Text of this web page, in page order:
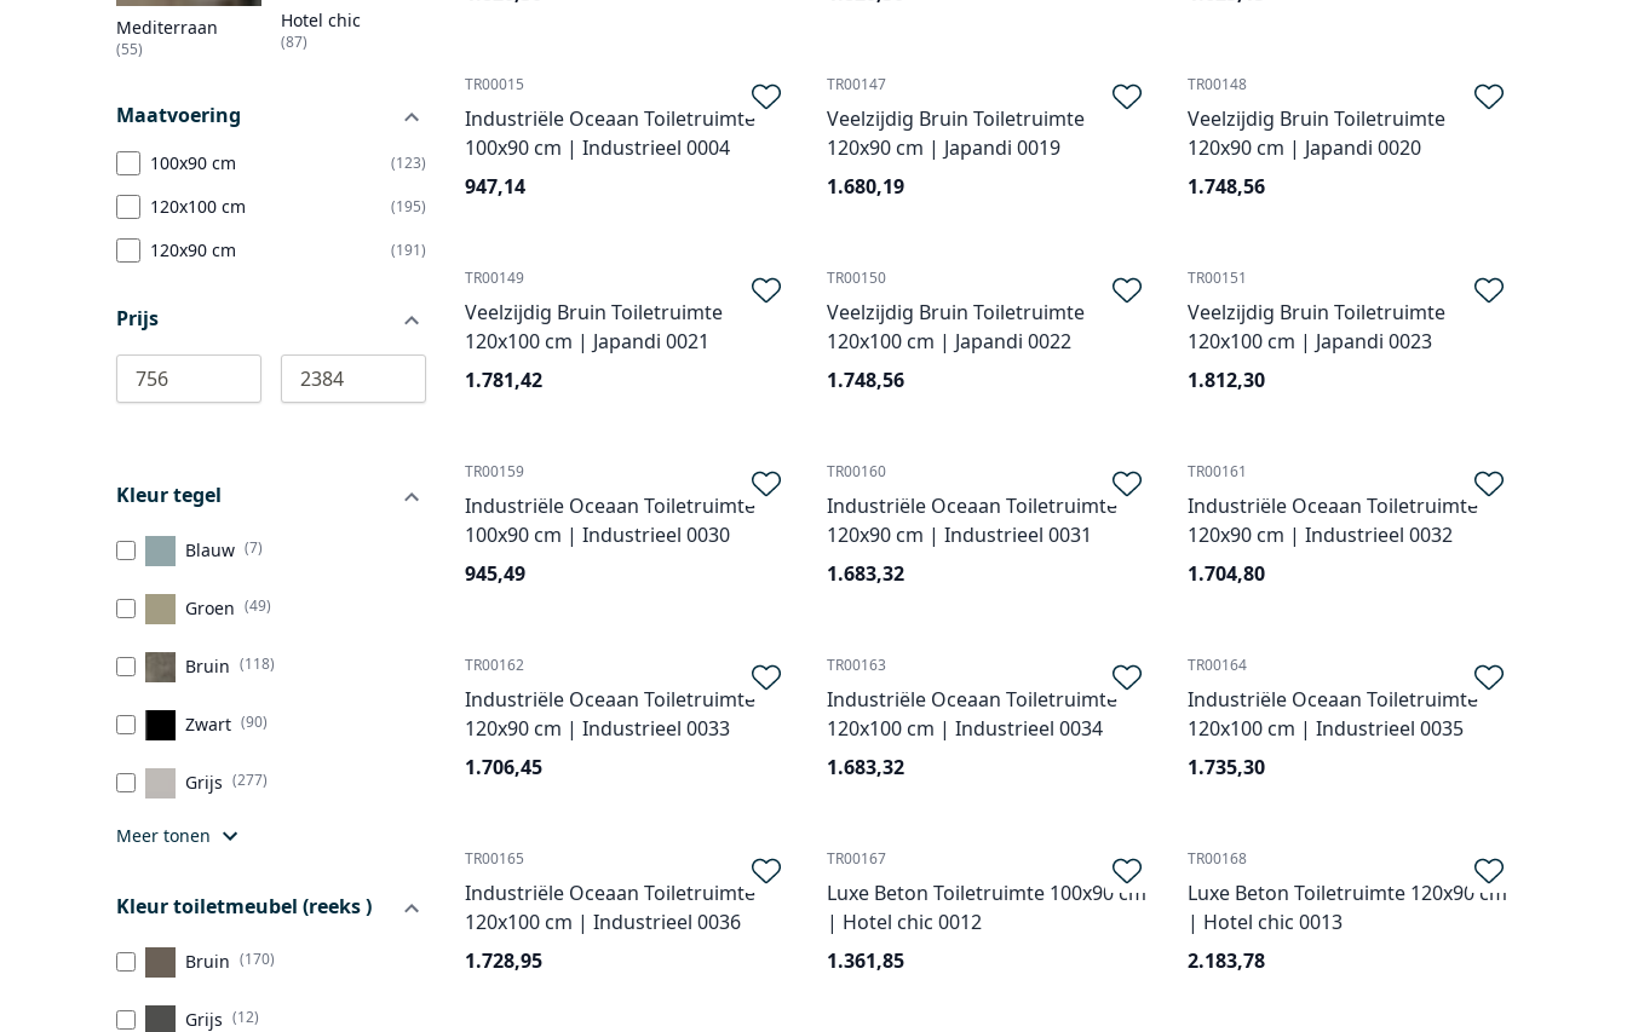
Mediterraan
(55)
Hotel chic
(87)
Maatvoering
100x90 cm (123)
120x100 cm (195)
120x90 cm (191)
Prijs
756 2384
Kleur tegel
Blauw (7)
Groen (49)
Bruin (118)
Zwart (90)
Grijs (277)
Meer tonen
Kleur toiletmeubel (reeks )
Bruin (170)
Grijs (12)
TR00015
Industriële Oceaan Toiletruimte
100x90 cm | Industrieel 0004
947,14
TR00147
Veelzijdig Bruin Toiletruimte
120x90 cm | Japandi 0019
1.680,19
TR00148
Veelzijdig Bruin Toiletruimte
120x90 cm | Japandi 0020
1.748,56
TR00149
Veelzijdig Bruin Toiletruimte
120x100 cm | Japandi 0021
1.781,42
TR00150
Veelzijdig Bruin Toiletruimte
120x100 cm | Japandi 0022
1.748,56
TR00151
Veelzijdig Bruin Toiletruimte
120x100 cm | Japandi 0023
1.812,30
TR00159
Industriële Oceaan Toiletruimte
100x90 cm | Industrieel 0030
945,49
TR00160
Industriële Oceaan Toiletruimte
120x90 cm | Industrieel 0031
1.683,32
TR00161
Industriële Oceaan Toiletruimte
120x90 cm | Industrieel 0032
1.704,80
TR00162
Industriële Oceaan Toiletruimte
120x90 cm | Industrieel 0033
1.706,45
TR00163
Industriële Oceaan Toiletruimte
120x100 cm | Industrieel 0034
1.683,32
TR00164
Industriële Oceaan Toiletruimte
120x100 cm | Industrieel 0035
1.735,30
TR00165
Industriële Oceaan Toiletruimte
120x100 cm | Industrieel 0036
1.728,95
TR00167
Luxe Beton Toiletruimte 100x90 cm
| Hotel chic 0012
1.361,85
TR00168
Luxe Beton Toiletruimte 120x90 cm
| Hotel chic 0013
2.183,78